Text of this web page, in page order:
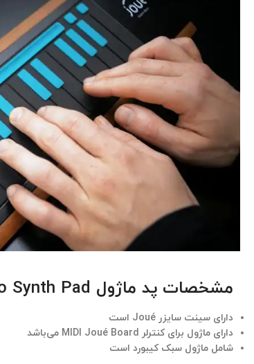
مشخصات پد ماژول Joué Pro Synth Pad
دارای سینت سایزر Joué است
دارای ماژول برای کنترلر MIDI Joué Board می‌باشد
شامل ماژول سبک کیبورد است